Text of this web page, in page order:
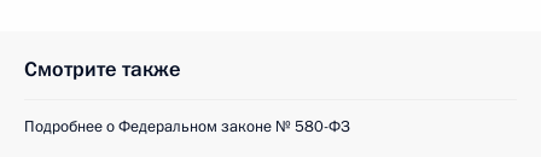
Смотрите также
Подробнее о Федеральном законе № 580-ФЗ